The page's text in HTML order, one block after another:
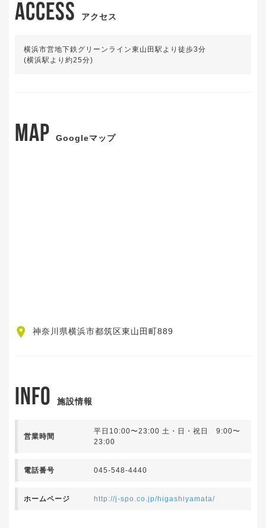
ACCESS アクセス
横浜市営地下鉄グリーンライン東山田駅より徒歩3分
(横浜駅より約25分)
MAP Googleマップ
神奈川県横浜市都筑区東山田町889
INFO 施設情報
営業時間
平日10:00〜23:00 土・日・祝日 9:00〜
23:00
電話番号 045-548-4440
ホームページ http://j-spo.co.jp/higashiyamata/